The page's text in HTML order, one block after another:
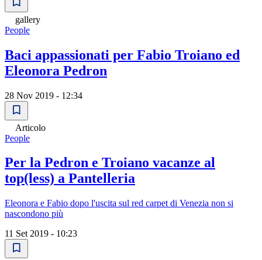
gallery
People
Baci appassionati per Fabio Troiano ed
Eleonora Pedron
28 Nov 2019 - 12:34
Articolo
People
Per la Pedron e Troiano vacanze al
top(less) a Pantelleria
Eleonora e Fabio dopo l'uscita sul red carpet di Venezia non si
nascondono più
11 Set 2019 - 10:23